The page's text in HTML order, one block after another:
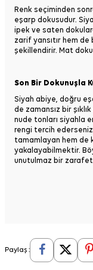
Renk seçiminden
eşarp dokusudur.
ipek ve saten
zarif yansıtır hem
şekillendirir. Mat
Son Bir Dokunuşla
Siyah abiye, doğru
de zamansız bir
nude tonları siyahla
rengi tercih
tamamlayan hem de
yakalayabilmektir.
unutulmaz bir
Paylaş :